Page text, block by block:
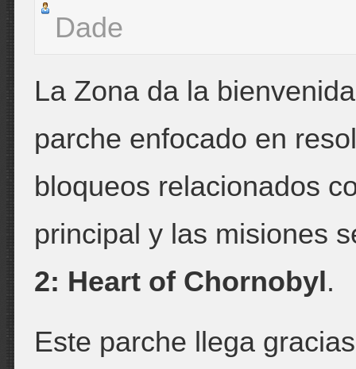
Dade
La Zona da la
parche enfocado en
bloqueos relacionados
principal y las misiones
2: Heart of Chornobyl.
Este parche llega